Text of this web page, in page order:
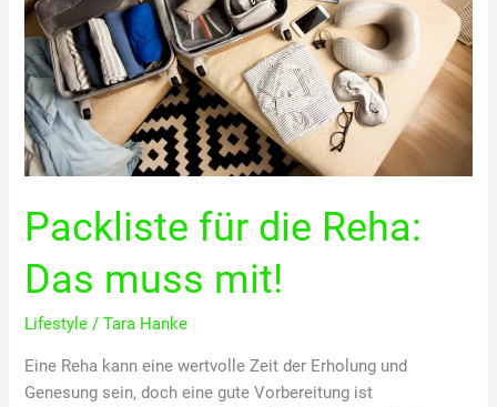
Packliste für die Reha:
Das muss mit!
Lifestyle /Tara Hanke
Eine Reha kann eine wertvolle Zeit der Erholung und
Genesung sein, doch eine gute Vorbereitung ist